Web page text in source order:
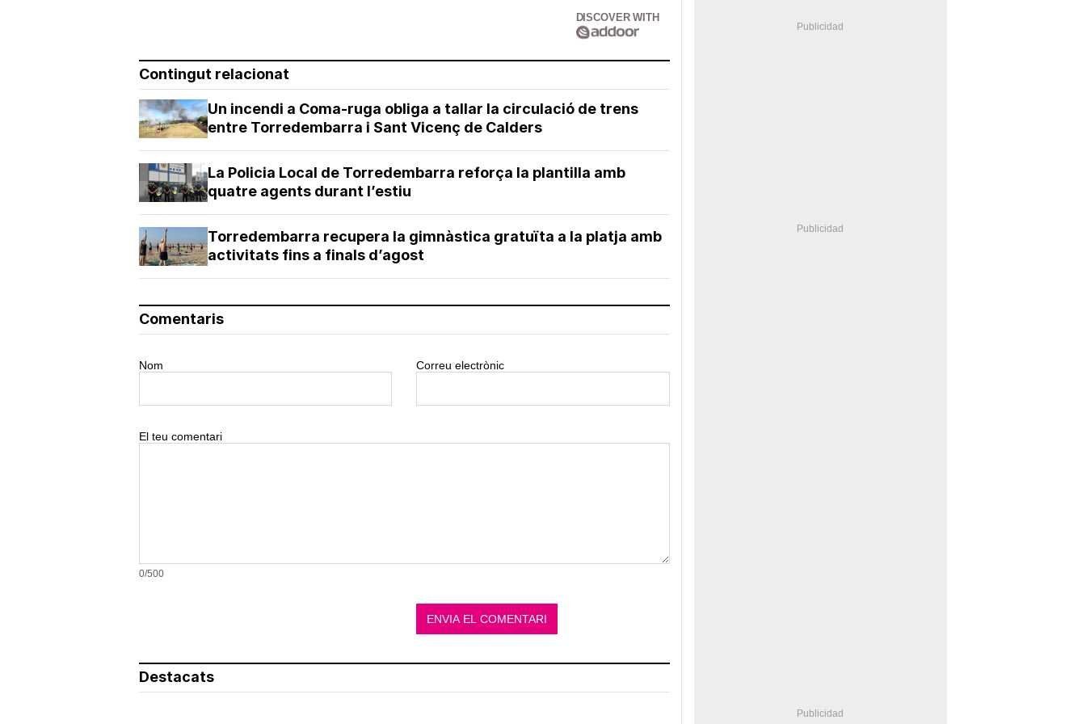
DISCOVER WITH
Contingut relacionat
Un incendi a Coma-ruga obliga a tallar la circulació de trens
entre Torredembarra i Sant Vicenç de Calders
La Policia Local de Torredembarra reforça la plantilla amb
quatre agents durant l’estiu
Torredembarra recupera la gimnàstica gratuïta a la platja amb
activitats fins a finals d’agost
Comentaris
Nom Correu electrònic
El teu comentari
0/500
Destacats